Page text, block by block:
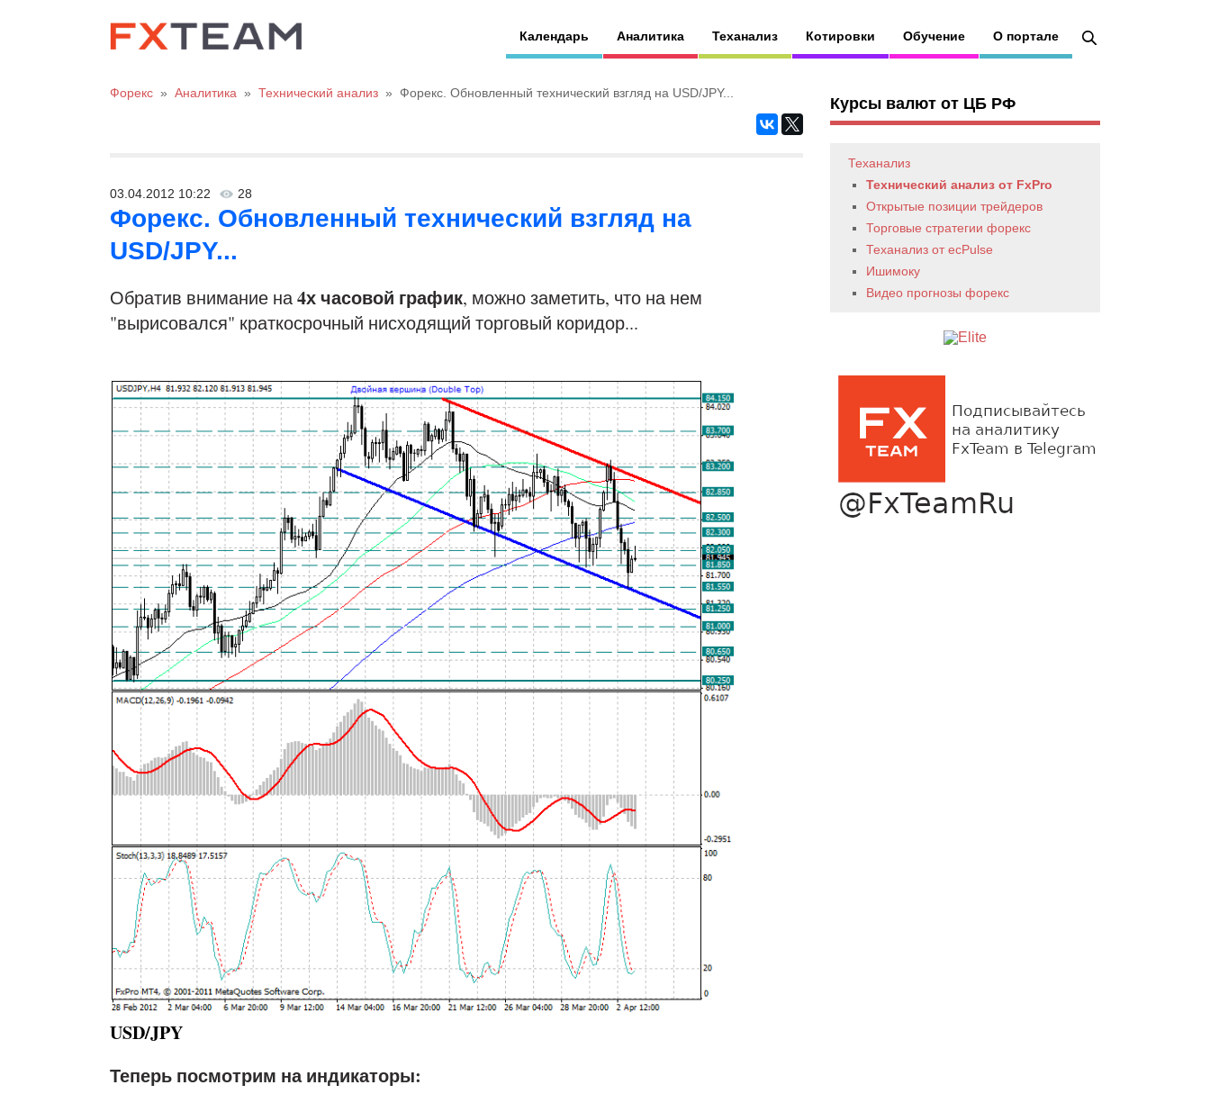
Календарь Аналитика Теханализ Котировки Обучение О портале
Форекс » Аналитика » Технический анализ » Форекс. Обновленный технический взгляд на USD/JPY...
03.04.2012 10:22 28
Форекс. Обновленный технический взгляд на
USD/JPY...
Обратив внимание на4х часовой график, можно заметить, что на нем
"вырисовался" краткосрочный нисходящий торговый коридор...
USD/JPY
Теперь посмотрим на индикаторы:
Курсы валют от ЦБ РФ
Теханализ
Технический анализ от FxPro
Открытые позиции трейдеров
Торговые стратегии форекс
Теханализ от ecPulse
Ишимоку
Видео прогнозы форекс